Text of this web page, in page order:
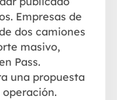
Empresas de
dos camiones
masivo,
Pass.
una propuesta